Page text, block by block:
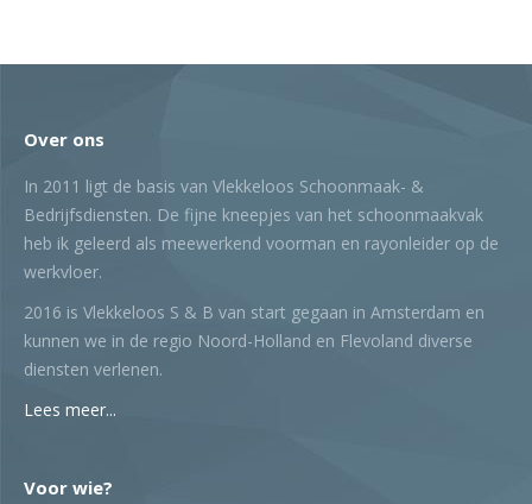
Over ons
In 2011 ligt de basis van Vlekkeloos Schoonmaak- &
Bedrijfsdiensten. De fijne kneepjes van het schoonmaakvak
heb ik geleerd als meewerkend voorman en rayonleider op de
werkvloer.
2016 is Vlekkeloos S & B van start gegaan in Amsterdam en
kunnen we in de regio Noord-Holland en Flevoland diverse
diensten verlenen.
Lees meer...
Voor wie?